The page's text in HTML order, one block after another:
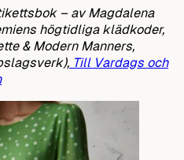
– av Magdalena
högtidliga klädkoder,
& Modern Manners,
Till Vardags och